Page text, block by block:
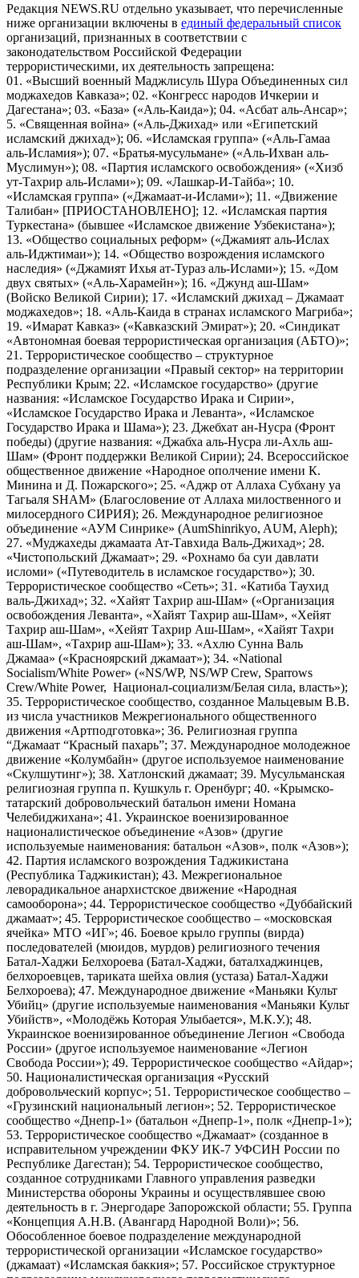
Редакция NEWS.RU отдельно указывает, что перечисленные
ниже организации включены в единый федеральный список
организаций, признанных в соответствии с
законодательством Российской Федерации
террористическими, их деятельность запрещена:
01. «Высший военный Маджлисуль Шура Объединенных сил
моджахедов Кавказа»; 02. «Конгресс народов Ичкерии и
Дагестана»; 03. «База» («Аль-Каида»); 04. «Асбат аль-Ансар»;
5. «Священная война» («Аль-Джихад» или «Египетский
исламский джихад»); 06. «Исламская группа» («Аль-Гамаа
аль-Исламия»); 07. «Братья-мусульмане» («Аль-Ихван аль-
Муслимун»); 08. «Партия исламского освобождения» («Хизб
ут-Тахрир аль-Ислами»); 09. «Лашкар-И-Тайба»; 10.
«Исламская группа» («Джамаат-и-Ислами»); 11. «Движение
Талибан» [ПРИОСТАНОВЛЕНО]; 12. «Исламская партия
Туркестана» (бывшее «Исламское движение Узбекистана»);
13. «Общество социальных реформ» («Джамият аль-Ислах
аль-Иджтимаи»); 14. «Общество возрождения исламского
наследия» («Джамият Ихья ат-Тураз аль-Ислами»); 15. «Дом
двух святых» («Аль-Харамейн»); 16. «Джунд аш-Шам»
(Войско Великой Сирии); 17. «Исламский джихад – Джамаат
моджахедов»; 18. «Аль-Каида в странах исламского Магриба»;
19. «Имарат Кавказ» («Кавказский Эмират»); 20. «Синдикат
«Автономная боевая террористическая организация (АБТО)»;
21. Террористическое сообщество – структурное
подразделение организации «Правый сектор» на территории
Республики Крым; 22. «Исламское государство» (другие
названия: «Исламское Государство Ирака и Сирии»,
«Исламское Государство Ирака и Леванта», «Исламское
Государство Ирака и Шама»); 23. Джебхат ан-Нусра (Фронт
победы) (другие названия: «Джабха аль-Нусра ли-Ахль аш-
Шам» (Фронт поддержки Великой Сирии); 24. Всероссийское
общественное движение «Народное ополчение имени К.
Минина и Д. Пожарского»; 25. «Аджр от Аллаха Субхану уа
Тагьаля SHAM» (Благословение от Аллаха милоственного и
милосердного СИРИЯ); 26. Международное религиозное
объединение «АУМ Синрике» (AumShinrikyo, AUM, Aleph);
27. «Муджахеды джамаата Ат-Тавхида Валь-Джихад»; 28.
«Чистопольский Джамаат»; 29. «Рохнамо ба суи давлати
исломи» («Путеводитель в исламское государство»); 30.
Террористическое сообщество «Сеть»; 31. «Катиба Таухид
валь-Джихад»; 32. «Хайят Тахрир аш-Шам» («Организация
освобождения Леванта», «Хайят Тахрир аш-Шам», «Хейят
Тахрир аш-Шам», «Хейят Тахрир Аш-Шам», «Хайят Тахри
аш-Шам», «Тахрир аш-Шам»); 33. «Ахлю Сунна Валь
Джамаа» («Красноярский джамаат»); 34. «National
Socialism/White Power» («NS/WP, NS/WP Crew, Sparrows
Crew/White Power, Национал-социализм/Белая сила, власть»);
35. Террористическое сообщество, созданное Мальцевым В.В.
из числа участников Межрегионального общественного
движения «Артподготовка»; 36. Религиозная группа
“Джамаат “Красный пахарь”; 37. Международное молодежное
движение «Колумбайн» (другое используемое наименование
«Скулшутинг»); 38. Хатлонский джамаат; 39. Мусульманская
религиозная группа п. Кушкуль г. Оренбург; 40. «Крымско-
татарский добровольческий батальон имени Номана
Челебиджихана»; 41. Украинское военизированное
националистическое объединение «Азов» (другие
используемые наименования: батальон «Азов», полк «Азов»);
42. Партия исламского возрождения Таджикистана
(Республика Таджикистан); 43. Межрегиональное
леворадикальное анархистское движение «Народная
самооборона»; 44. Террористическое сообщество «Дуббайский
джамаат»; 45. Террористическое сообщество – «московская
ячейка» МТО «ИГ»; 46. Боевое крыло группы (вирда)
последователей (мюидов, мурдов) религиозного течения
Батал-Хаджи Белхороева (Батал-Хаджи, баталхаджинцев,
белхороевцев, тариката шейха овлия (устаза) Батал-Хаджи
Белхороева); 47. Международное движение «Маньяки Культ
Убийц» (другие используемые наименования «Маньяки Культ
Убийств», «Молодёжь Которая Улыбается», М.К.У.); 48.
Украинское военизированное объединение Легион «Свобода
России» (другое используемое наименование «Легион
Свобода России»); 49. Террористическое сообщество «Айдар»;
50. Националистическая организация «Русский
добровольческий корпус»; 51. Террористическое сообщество –
«Грузинский национальный легион»; 52. Террористическое
сообщество «Днепр-1» (батальон «Днепр-1», полк «Днепр-1»);
53. Террористическое сообщество «Джамаат» (созданное в
исправительном учреждении ФКУ ИК-7 УФСИН России по
Республике Дагестан); 54. Террористическое сообщество,
созданное сотрудниками Главного управления разведки
Министерства обороны Украины и осуществлявшее свою
деятельность в г. Энергодаре Запорожской области; 55. Группа
«Концепция А.Н.В. (Авангард Народной Воли)»; 56.
Обособленное боевое подразделение международной
террористической организации «Исламское государство»
(джамаат) «Исламская баккия»; 57. Российское структурное